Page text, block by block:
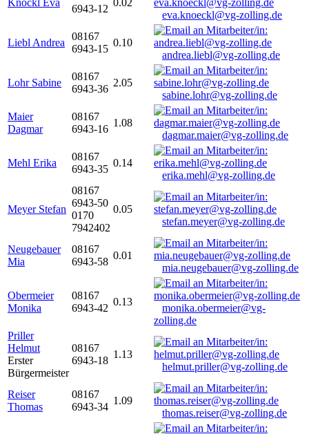
Knöckl Eva
6943-12
0.02
eva.knoeckl@vg-zolling.de
Liebl Andrea
08167
6943-15
0.10
andrea.liebl@vg-zolling.de
Lohr Sabine
08167
6943-36
2.05
sabine.lohr@vg-zolling.de
Maier
Dagmar
08167
6943-16
1.08
dagmar.maier@vg-zolling.de
Mehl Erika
08167
6943-35
0.14
erika.mehl@vg-zolling.de
Meyer Stefan
08167
6943-50
0170
7942402
0.05
stefan.meyer@vg-zolling.de
Neugebauer
Mia
08167
6943-58
0.01
mia.neugebauer@vg-zolling.de
Obermeier
Monika
08167
6943-42
0.13
monika.obermeier@vg-
zolling.de
Priller
Helmut
Erster
Bürgermeister
08167
6943-18
1.13
helmut.priller@vg-zolling.de
Reiser
Thomas
08167
6943-34
1.09
thomas.reiser@vg-zolling.de